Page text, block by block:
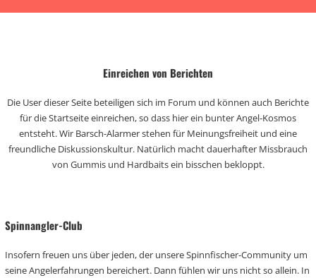
Einreichen von Berichten
Die User dieser Seite beteiligen sich im Forum und können auch Berichte
für die Startseite einreichen, so dass hier ein bunter Angel-Kosmos
entsteht. Wir Barsch-Alarmer stehen für Meinungsfreiheit und eine
freundliche Diskussionskultur. Natürlich macht dauerhafter Missbrauch
von Gummis und Hardbaits ein bisschen bekloppt.
Spinnangler-Club
Insofern freuen uns über jeden, der unsere Spinnfischer-Community um
seine Angelerfahrungen bereichert. Dann fühlen wir uns nicht so allein. In